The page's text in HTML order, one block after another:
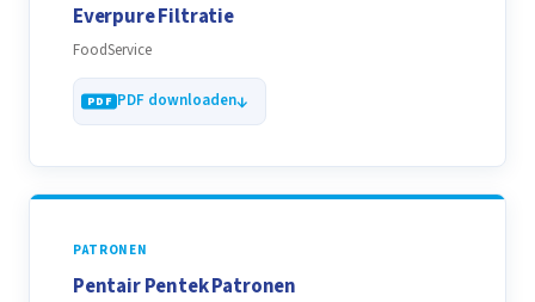
Everpure Filtratie
FoodService
PDF downloaden
PATRONEN
Pentair Pentek Patronen